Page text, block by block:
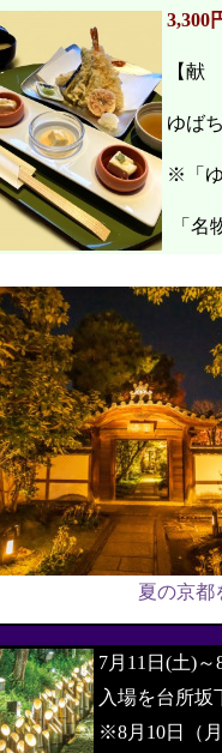
3,300
【献
ゆば
※「
「名
夏の京都
7月11日(土)～
入場を台所坂
※8月10日（